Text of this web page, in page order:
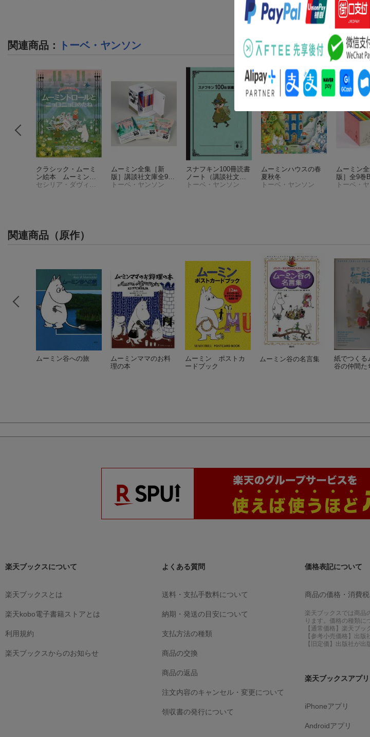
関連商品 ： トーベ・ヤンソン
クラシック・ムーミ
ン絵本 ムーミント
ロールとニョロニョ
ムーミン全集［新
版］講談社文庫全9巻
BOXセット
トーベ・ヤンソン
スナフキン100冊読書
ノート
（講談社文
庫）
トーベ・ヤンソン
ムーミンハウスの春
夏秋冬
トーベ・ヤンソン
ムーミン
版］全9巻
トーベ・
関連商品（原作）
ムーミン谷への旅
ムーミンママのお料
理の本
ムーミン ポストカ
ードブック
ムーミン谷の名言集
紙でつくる
谷の仲間た
楽天ブックスについて
楽天ブックスとは
楽天kobo電子書籍ストアとは
利用規約
楽天ブックスからのお知らせ
よくある質問
送料・支払手数料について
納期・発送の目安について
支払方法の種類
商品の交換
商品の返品
注文内容のキャンセル・変更について
領収書の発行について
価格表記について
商品の価格・消費
楽天ブックスでは商品
ります。価格の種類に
【通常価格】楽天ブッ
【参考小売価格】出版
【旧定価】出版社が出
楽天ブックスアプリ
iPhoneアプリ
Androidアプリ